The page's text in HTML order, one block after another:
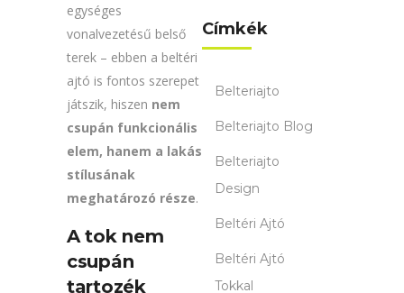
egységes
vonalvezetésű belső
terek – ebben a beltéri
ajtó is fontos szerepet
játszik, hiszen nem
csupán funkcionális
elem, hanem a lakás
stílusának
meghatározó része.
A tok nem
csupán
tartozék
Címkék
Belteriajto
Belteriajto Blog
Belteriajto
Design
Beltéri Ajtó
Beltéri Ajtó
Tokkal